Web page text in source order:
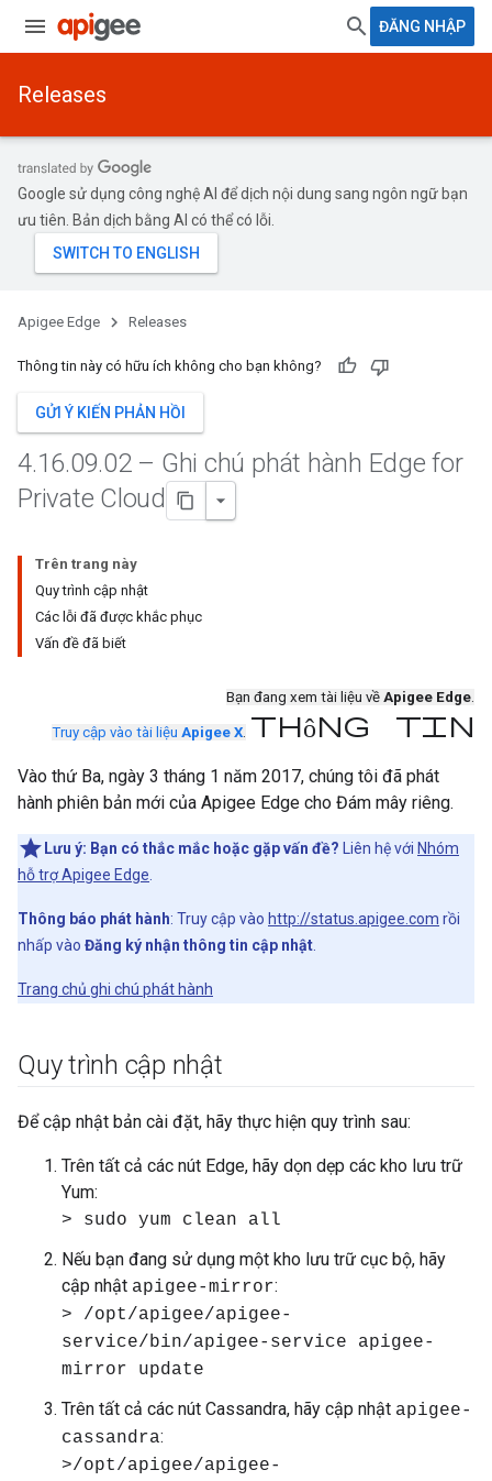
ĐĂNG NHẬP
Releases
Google sử dụng công nghệ AI để dịch nội dung sang ngôn ngữ bạn
ưu tiên. Bản dịch bằng AI có thể có lỗi.
Apigee Edge Releases
Thông tin này có hữu ích không cho bạn không?
GỬI Ý KIẾN PHẢN HỒI
4.16.09.02 – Ghi chú phát hành Edge for
Private Cloud
Trên trang này
Quy trình cập nhật
Các lỗi đã được khắc phục
Vấn đề đã biết
Bạn đang xem tài liệu về Apigee Edge.
Truy cập vào tài liệu Apigee X. Thông tin
Vào thứ Ba, ngày 3 tháng 1 năm 2017, chúng tôi đã phát
hành phiên bản mới của Apigee Edge cho Đám mây riêng.
Lưu ý: Bạn có thắc mắc hoặc gặp vấn đề? Liên hệ với Nhóm
hỗ trợ Apigee Edge
Thông báo phát hành: Truy cập vào http://status.apigee.com rồi
nhấp vào Đăng ký nhận thông tin cập nhật
Trang chủ ghi chú phát hành
Quy trình cập nhật
Để cập nhật bản cài đặt, hãy thực hiện quy trình sau:
Trên tất cả các nút Edge, hãy dọn dẹp các kho lưu trữ
Yum:
> sudo yum clean all
Nếu bạn đang sử dụng một kho lưu trữ cục bộ, hãy
cập nhật apigee-mirror:
> /opt/apigee/apigee-
service/bin/apigee-service apigee-
mirror update
Trên tất cả các nút Cassandra, hãy cập nhật apigee-
cassandra:
>/opt/apigee/apigee-